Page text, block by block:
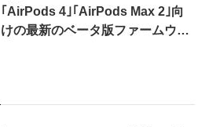
｢AirPods 4｣｢AirPods Max 2｣向
けの最新のベータ版ファームウェ